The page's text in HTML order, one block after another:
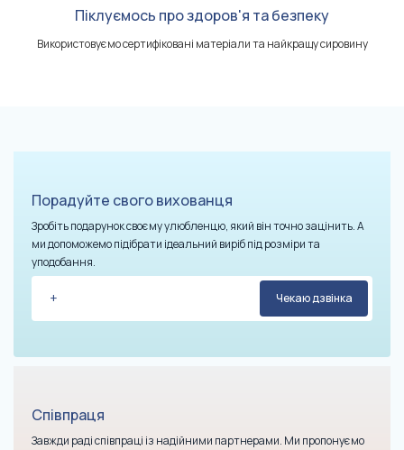
Піклуємось про здоров'я та безпеку
Використовуємо сертифіковані матеріали та найкращу сировину
Порадуйте свого вихованця
Зробіть подарунок своєму улюбленцю, який він точно зацінить. А
ми допоможемо підібрати ідеальний виріб під розміри та
уподобання.
Співпраця
Завжди раді співпраці із надійними партнерами. Ми пропонуємо